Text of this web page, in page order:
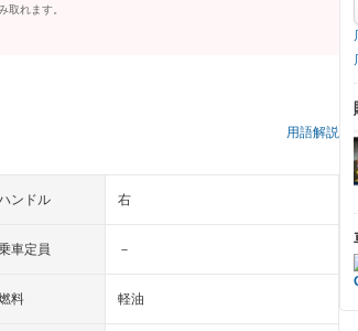
取れます。
用語解説
ンドル 右
車定員 －
料 軽油